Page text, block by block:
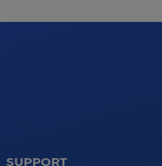
SUPPORT